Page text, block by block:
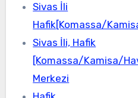
Sivas İli
Hafik[Komassa/
Sivas İli, Hafik
[Komassa/Kamisa/
Merkezi